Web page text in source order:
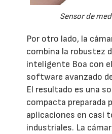
Sensor de
Por otro lado, la
combina la robustez
inteligente Boa con
software avanzado
El resultado es una
compacta preparada
aplicaciones en casi
industriales. La